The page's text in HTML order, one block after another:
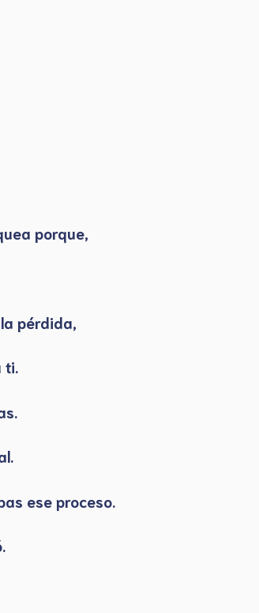
porque,
pérdida,
ti.
ese proceso.